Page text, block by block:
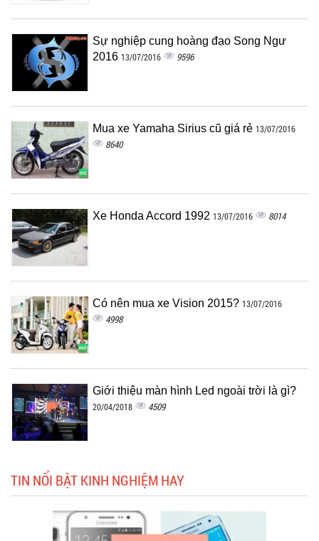
Sự nghiệp cung hoàng đạo Song Ngư
2016 13/07/2016 9596
Mua xe Yamaha Sirius cũ giá rẻ 13/07/2016
8640
Xe Honda Accord 1992 13/07/2016 8014
Có nên mua xe Vision 2015? 13/07/2016
4998
Giới thiệu màn hình Led ngoài trời là gì?
20/04/2018 4509
TIN NỔI BẬT KINH NGHIỆM HAY